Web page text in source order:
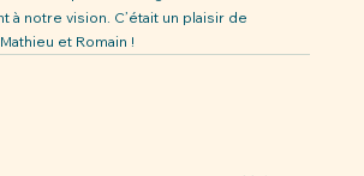
à notre vision. C’était un plaisir de
et Romain !